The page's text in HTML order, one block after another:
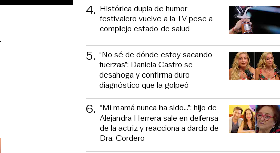
4. Histórica dupla de humor
festivalero vuelve a la TV pese a
complejo estado de salud
5. “No sé de dónde estoy sacando
fuerzas”: Daniela Castro se
desahoga y confirma duro
diagnóstico que la golpeó
6. “Mi mamá nunca ha sido...”: hijo de
Alejandra Herrera sale en defensa
de la actriz y reacciona a dardo de
Dra. Cordero